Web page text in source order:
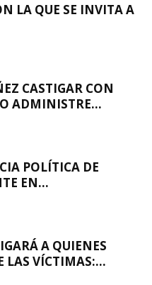
LA QUE SE INVITA A
CASTIGAR CON
ADMINISTRE...
POLÍTICA DE
EN...
A QUIENES
LAS VÍCTIMAS:...